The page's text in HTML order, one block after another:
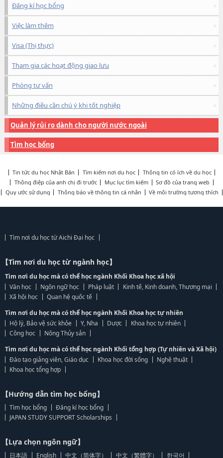
Đăng kí học bổng
Việc làm thêm
Visa (Thị thực)
Tham gia các hoạt động giao lưu
Phòng tư vấn
Những điều cần chú ý khi tốt nghiệp
Quản lý rủi ro dành cho người nước ngoài
Tìm học bổng
Tin tức du học Nhật Bản Tìm kiếm nơi du học
Thông tin có ích về du học
Thông điệp của anh chị đi trước
Mục lục tìm kiếm
Sơ đồ của trang web
Quy ước sử dụng
Thông báo về thông tin cá nhân Về môi trường tương thích
Tìm nơi du học từ Aichi Đại học
【Tìm nơi du học từ ngành học】
Tìm nơi du học mà có thể học ngành Khối Khoa học xã hội
Văn học
Ngôn ngữ học Pháp luật
Kinh tế, Kinh doanh, Thương mại
Xã hội học
Quan hệ quốc tế
Tìm nơi du học mà có thể học ngành Khối Khoa học tự nhiên
Hộ lý, Bảo vệ sức khỏe
Y, Nha Dược
Khoa học tự nhiên
Công học
Nông Thủy sản
Tìm nơi du học mà có thể học ngành Khối tổng hợp (Tự nhiên và Xã hội)
Đào tạo giảng viên, Giáo dục
Khoa học đời sống
Nghệ thuật
Khoa học tổng hợp
【Hướng dẫn tìm học bổng】
Tìm học bổng
Đăng kí học bổng
JAPAN STUDY SUPPORT Scholarships
【Lựa chọn ngôn ngữ】
日本語 English 中文（简体字） 中文（繁體字） 한국어